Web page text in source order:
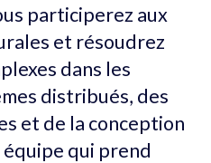
participerez aux
et résoudrez
dans les
distribués, des
et de la conception
équipe qui prend